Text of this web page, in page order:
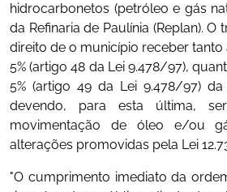
hidrocarbonetos (petróleo e gás
da Refinaria de Paulínia (Replan).
direito de o município receber
5% (artigo 48 da Lei 9.478/97),
5% (artigo 49 da Lei 9.478/97)
devendo, para esta última,
movimentação de óleo e/ou
alterações promovidas pela Lei
"O cumprimento imediato da